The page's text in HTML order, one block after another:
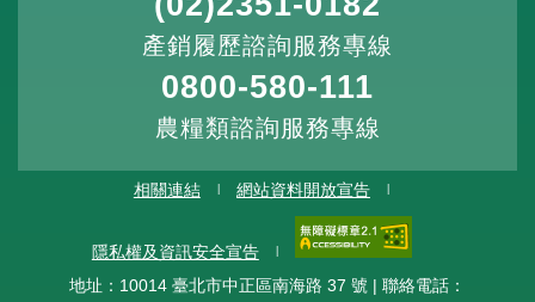
產銷履歷諮詢服務專線
0800-580-111
農糧類諮詢服務專線
相關連結 網站資料開放宣告
隱私權及資訊安全宣告
地址：10014 臺北市中正區南海路 37 號 | 聯絡電話：